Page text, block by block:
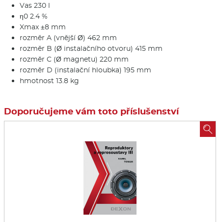
Vas 230 l
η0 2.4 %
Xmax ±8 mm
rozměr A (vnější Ø) 462 mm
rozměr B (Ø instalačního otvoru) 415 mm
rozměr C (Ø magnetu) 220 mm
rozměr D (instalační hloubka) 195 mm
hmotnost 13.8 kg
Doporučujeme vám toto příslušenství
